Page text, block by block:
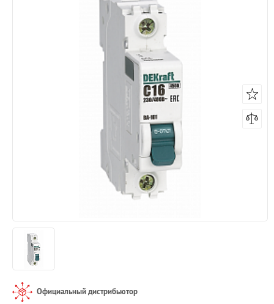
Официальный дистрибьютор